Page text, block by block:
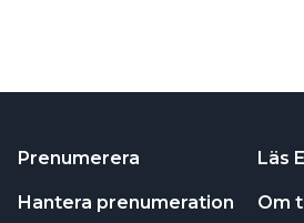
Prenumerera
Hantera prenumeration
Läs
Om